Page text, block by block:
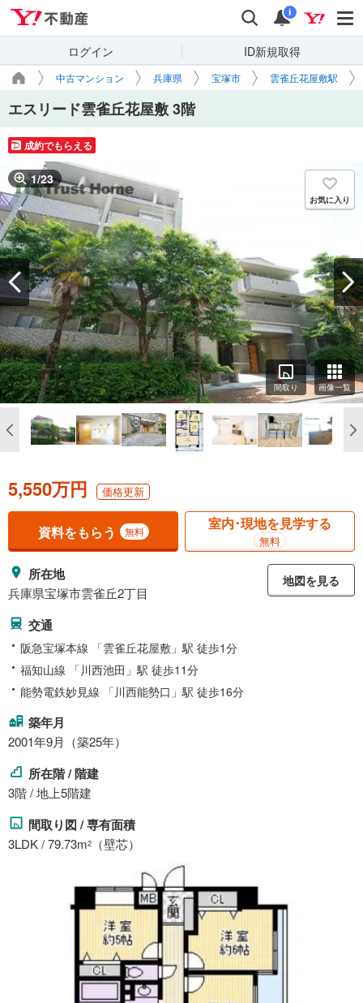
検索 通知
i
ログイン ID新規取得
中古マンション 兵庫県 宝塚市 雲雀丘花屋敷駅
エスリード雲雀丘花屋敷 3階
成約でもらえる
1/23
お気に入り
間取り 画像一覧
5,550万円 価格更新
資料をもらう 無料 室内･現地を見学する
無料
所在地
兵庫県宝塚市雲雀丘2丁目
地図を見る
交通
阪急宝塚本線 「雲雀丘花屋敷」駅 徒歩1分
福知山線 「川西池田」駅 徒歩11分
能勢電鉄妙見線 「川西能勢口」駅 徒歩16分
築年月
2001年9月（築25年）
所在階 / 階建
3階 / 地上5階建
間取り図 / 専有面積
3LDK / 79.73m2 （壁芯）